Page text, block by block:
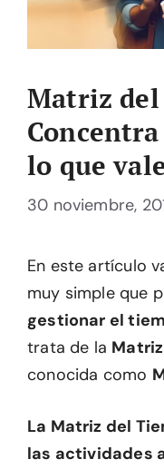
Matriz
lo que
30 noviembre,
En este artículo
muy simple que
gestionar el
trata de la
conocida como
La Matriz del
las actividades